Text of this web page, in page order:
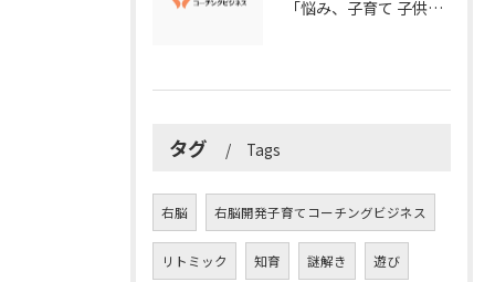
「悩み、子育て 子供の発達」を解決する右脳開発子育てコーチングビジネス業界の魅力とは？
タグ Tags
右脳 右脳開発子育てコーチングビジネス
リトミック 知育 謎解き 遊び